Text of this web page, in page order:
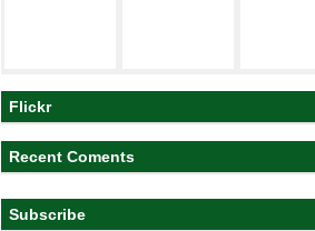
Flickr
Recent Coments
Subscribe